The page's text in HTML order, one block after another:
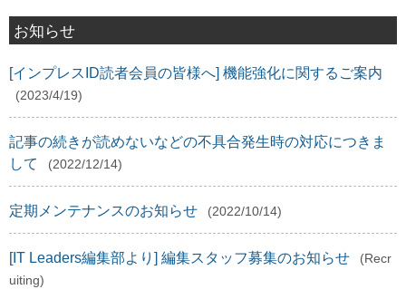
お知らせ
[インプレスID読者会員の皆様へ] 機能強化に関するご案内
(2023/4/19)
記事の続きが読めないなどの不具合発生時の対応につきま
して
(2022/12/14)
定期メンテナンスのお知らせ (2022/10/14)
[IT Leaders編集部より] 編集スタッフ募集のお知らせ
(Recr
uiting)